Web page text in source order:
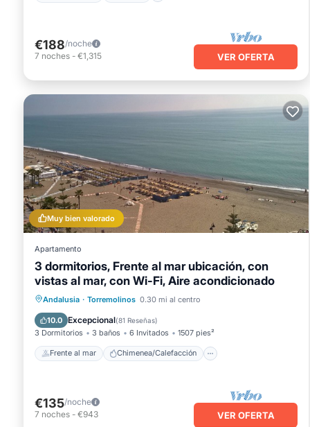
€188/noche
7 noches - €1,315 VER OFERTA
Muy bien valorado
Apartamento
3 dormitorios, Frente al mar ubicación, con
vistas al mar, con Wi-Fi, Aire acondicionado
Andalusia · Torremolinos 0.30 mi al centro
10.0 Excepcional(81 Reseñas)
3 Dormitorios 3 baños 6 Invitados 1507 pies²
Frente al mar Chimenea/Calefacción
Frente al mar
Chimenea/Calefacción
Piscina
Vista al mar
€135/noche
7 noches - €943 VER OFERTA